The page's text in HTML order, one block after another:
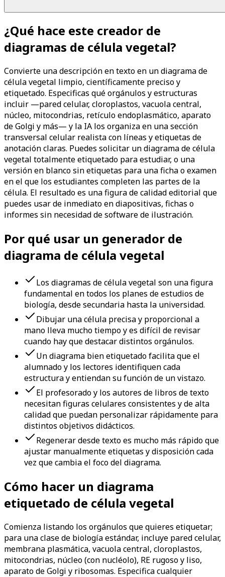
¿Qué hace este creador de
diagramas de célula vegetal?
Convierte una descripción en texto en un diagrama de
célula vegetal limpio, científicamente preciso y
etiquetado. Especificas qué orgánulos y estructuras
incluir —pared celular, cloroplastos, vacuola central,
núcleo, mitocondrias, retículo endoplasmático, aparato
de Golgi y más— y la IA los organiza en una sección
transversal celular realista con líneas y etiquetas de
anotación claras. Puedes solicitar un diagrama de célula
vegetal totalmente etiquetado para estudiar, o una
versión en blanco sin etiquetas para una ficha o examen
en el que los estudiantes completen las partes de la
célula. El resultado es una figura de calidad editorial que
puedes usar de inmediato en diapositivas, fichas o
informes sin necesidad de software de ilustración.
Por qué usar un generador de
diagrama de célula vegetal
Los diagramas de célula vegetal son una figura
fundamental en todos los planes de estudios de
biología, desde secundaria hasta la universidad.
Dibujar una célula precisa y proporcional a
mano lleva mucho tiempo y es difícil de revisar
cuando hay que destacar distintos orgánulos.
Un diagrama bien etiquetado facilita que el
alumnado y los lectores identifiquen cada
estructura y entiendan su función de un vistazo.
El profesorado y los autores de libros de texto
necesitan figuras celulares consistentes y de alta
calidad que puedan personalizar rápidamente para
distintos objetivos didácticos.
Regenerar desde texto es mucho más rápido que
ajustar manualmente etiquetas y disposición cada
vez que cambia el foco del diagrama.
Cómo hacer un diagrama
etiquetado de célula vegetal
Comienza listando los orgánulos que quieres etiquetar;
para una clase de biología estándar, incluye pared celular,
membrana plasmática, vacuola central, cloroplastos,
mitocondrias, núcleo (con nucléolo), RE rugoso y liso,
aparato de Golgi y ribosomas. Especifica cualquier